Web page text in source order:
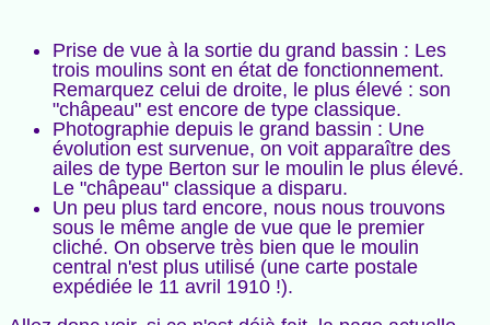
Prise de vue à la sortie du grand bassin : Les
trois moulins sont en état de fonctionnement.
Remarquez celui de droite, le plus élevé : son
"châpeau" est encore de type classique.
Photographie depuis le grand bassin : Une
évolution est survenue, on voit apparaître des
ailes de type Berton sur le moulin le plus élevé.
Le "châpeau" classique a disparu.
Un peu plus tard encore, nous nous trouvons
sous le même angle de vue que le premier
cliché. On observe très bien que le moulin
central n'est plus utilisé (une carte postale
expédiée le 11 avril 1910 !).